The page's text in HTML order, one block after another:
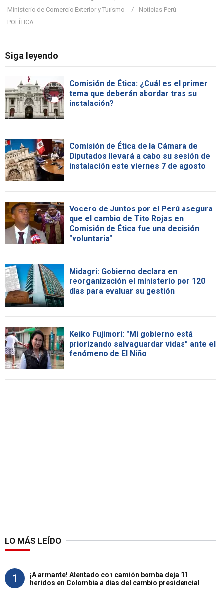
Ministerio de Comercio Exterior y Turismo
Noticias Perú
POLÍTICA
Siga leyendo
Comisión de Ética: ¿Cuál es el primer
tema que deberán abordar tras su
instalación?
Comisión de Ética de la Cámara de
Diputados llevará a cabo su sesión de
instalación este viernes 7 de agosto
Vocero de Juntos por el Perú asegura
que el cambio de Tito Rojas en
Comisión de Ética fue una decisión
"voluntaria"
Midagri: Gobierno declara en
reorganización el ministerio por 120
días para evaluar su gestión
Keiko Fujimori: "Mi gobierno está
priorizando salvaguardar vidas" ante el
fenómeno de El Niño
LO MÁS LEÍDO
1
¡Alarmante! Atentado con camión bomba deja 11
heridos en Colombia a días del cambio presidencial